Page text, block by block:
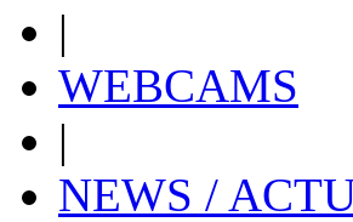
|
WEBCAMS
|
NEWS /